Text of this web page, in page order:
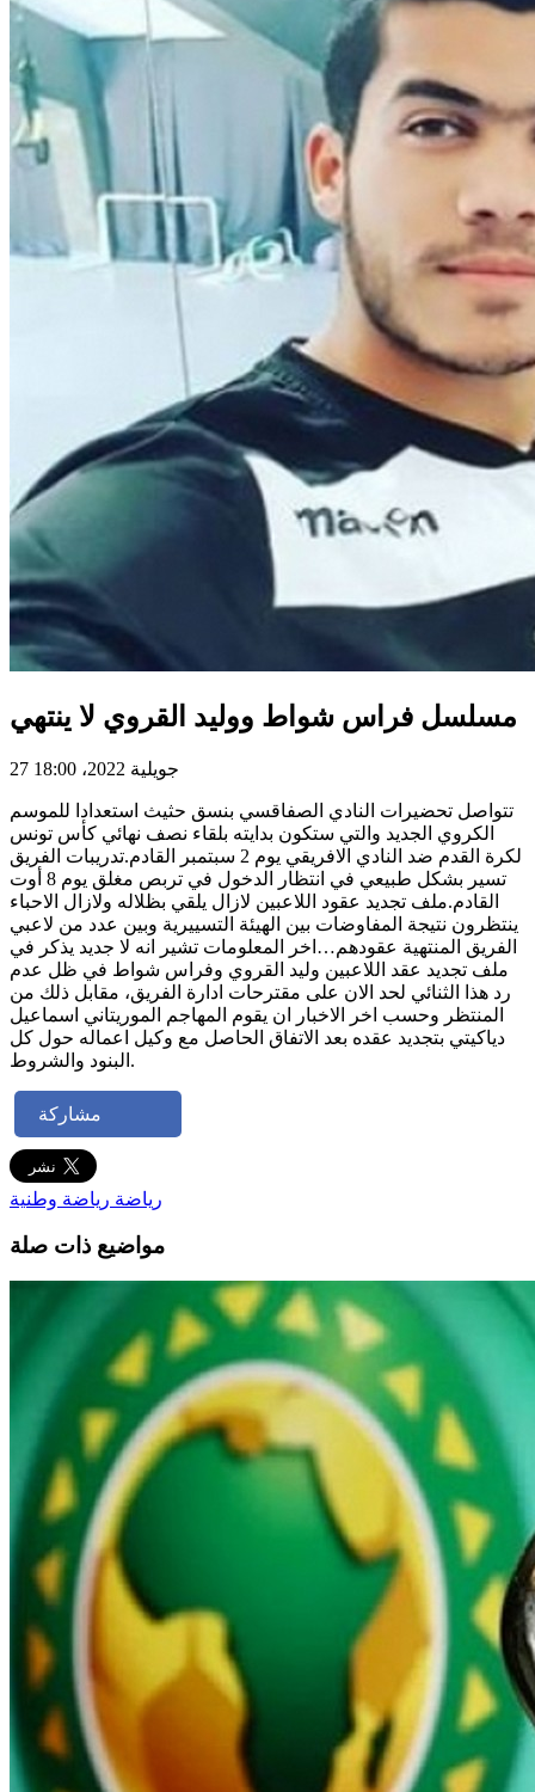
مسلسل فراس شواط ووليد القروي لا ينتهي
27 جويلية 2022، 18:00
تتواصل تحضيرات النادي الصفاقسي بنسق حثيث استعدادا للموسم
الكروي الجديد والتي ستكون بدايته بلقاء نصف نهائي كأس تونس
لكرة القدم ضد النادي الافريقي يوم 2 سبتمبر القادم.تدريبات الفريق
تسير بشكل طبيعي في انتظار الدخول في تربص مغلق يوم 8 أوت
القادم.ملف تجديد عقود اللاعبين لازال يلقي بظلاله ولازال الاحباء
ينتظرون نتيجة المفاوضات بين الهيئة التسييرية وبين عدد من لاعبي
الفريق المنتهية عقودهم…اخر المعلومات تشير انه لا جديد يذكر في
ملف تجديد عقد اللاعبين وليد القروي وفراس شواط في ظل عدم
رد هذا الثنائي لحد الان على مقترحات ادارة الفريق، مقابل ذلك من
المنتظر وحسب اخر الاخبار ان يقوم المهاجم الموريتاني اسماعيل
دياكيتي بتجديد عقده بعد الاتفاق الحاصل مع وكيل اعماله حول كل
البنود والشروط.
مشاركة
رياضة رياضة وطنية
مواضيع ذات صلة